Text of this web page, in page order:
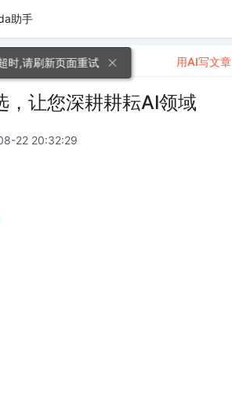
助手
让您深耕耕耘AI领域
22 20:32:29
用AI写文章
时,请刷新页面重试